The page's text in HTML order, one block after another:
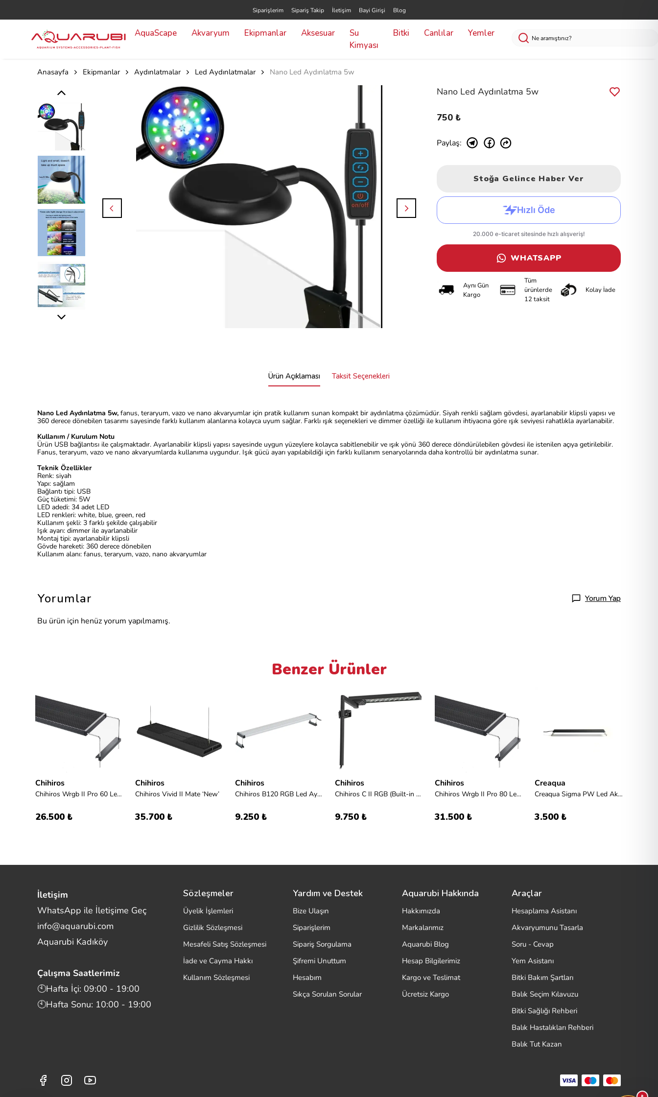
Siparişlerim Sipariş Takip İletişim Bayi Girişi Blog
AquaScape Akvaryum Ekipmanlar Aksesuar
Su
Kimyası
Bitki Canlılar Yemler
Anasayfa Ekipmanlar Aydınlatmalar Led Aydınlatmalar Nano Led Aydınlatma 5w
Nano Led Aydınlatma 5w
750 ₺
Paylaş:
Stoğa Gelince Haber Ver
WHATSAPP
Aynı Gün
Kargo
Tüm
ürünlerde
12 taksit
Kolay İade
Ürün Açıklaması Taksit Seçenekleri
Nano Led Aydınlatma 5w, fanus, teraryum, vazo ve nano akvaryumlar için pratik kullanım sunan kompakt bir aydınlatma çözümüdür. Siyah renkli sağlam gövdesi, ayarlanabilir klipsli yapısı ve
360 derece dönebilen tasarımı sayesinde farklı kullanım alanlarına kolayca uyum sağlar. Farklı ışık seçenekleri ve dimmer özelliği ile kullanım ihtiyacına göre ışık seviyesi rahatlıkla ayarlanabilir.
Kullanım / Kurulum Notu
Ürün USB bağlantısı ile çalışmaktadır. Ayarlanabilir klipsli yapısı sayesinde uygun yüzeylere kolayca sabitlenebilir ve ışık yönü 360 derece döndürülebilen gövdesi ile istenilen açıya getirilebilir.
Fanus, teraryum, vazo ve nano akvaryumlarda kullanıma uygundur. Işık gücü ayarı yapılabildiği için farklı kullanım senaryolarında daha kontrollü bir aydınlatma sunar.
Teknik Özellikler
Renk: siyah
Yapı: sağlam
Bağlantı tipi: USB
Güç tüketimi: 5W
LED adedi: 34 adet LED
LED renkleri: white, blue, green, red
Kullanım şekli: 3 farklı şekilde çalışabilir
Işık ayarı: dimmer ile ayarlanabilir
Montaj tipi: ayarlanabilir klipsli
Gövde hareketi: 360 derece dönebilen
Kullanım alanı: fanus, teraryum, vazo, nano akvaryumlar
Yorumlar Yorum Yap
Bu ürün için henüz yorum yapılmamış.
Benzer Ürünler
Chihiros
Chihiros Wrgb II Pro 60 Led Aydınlatma
26.500 ₺
Chihiros
Chihiros Vivid II Mate ‘New’
35.700 ₺
Chihiros
Chihiros B120 RGB Led Aydınlatma +Bluetooth Controller
9.250 ₺
Chihiros
Chihiros C II RGB (Built-in Bluetooth)
9.750 ₺
Chihiros
Chihiros Wrgb II Pro 80 Led Aydınlatma
31.500 ₺
Creaqua
Creaqua Sigma PW Led Akvaryum Aydınlatması - 90-120 Cm
3.500 ₺
Sözleşmeler
Üyelik İşlemleri
Gizlilik Sözleşmesi
Mesafeli Satış Sözleşmesi
İade ve Cayma Hakkı
Kullanım Sözleşmesi
Yardım ve Destek
Bize Ulaşın
Siparişlerim
Sipariş Sorgulama
Şifremi Unuttum
Hesabım
Sıkça Sorulan Sorular
Aquarubi Hakkında
Hakkımızda
Markalarımız
Aquarubi Blog
Hesap Bilgilerimiz
Kargo ve Teslimat
Ücretsiz Kargo
Araçlar
Hesaplama Asistanı
Akvaryumunu Tasarla
Soru - Cevap
Yem Asistanı
Bitki Bakım Şartları
Balık Seçim Kılavuzu
Bitki Sağlığı Rehberi
Balık Hastalıkları Rehberi
Balık Tut Kazan
İletişim
WhatsApp ile İletişime Geç
info@aquarubi.com
Aquarubi Kadıköy
Çalışma Saatlerimiz
🕙Hafta İçi: 09:00 - 19:00
🕙Hafta Sonu: 10:00 - 19:00
Merhaba! Size nasıl yardımcı
olabilirim?
İletişim
Bilgi
Kategori ve Ürünler